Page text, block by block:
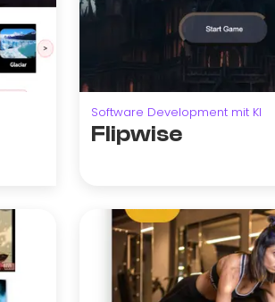
Software Development mit KI
Flipwise